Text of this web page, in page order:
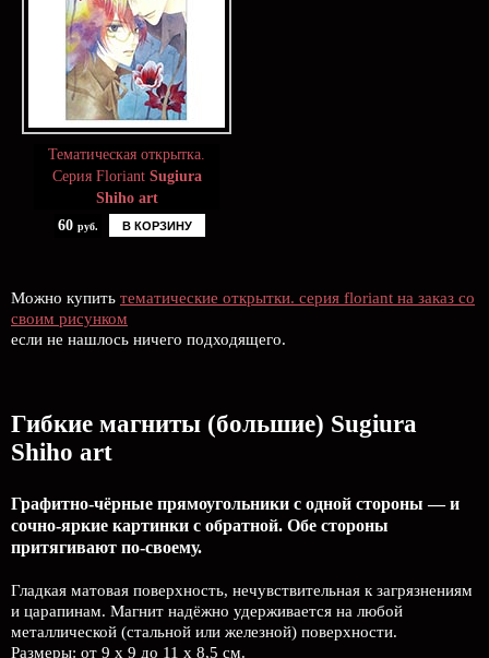
Тематическая открытка.
Серия Floriant Sugiura
Shiho art
60 руб. В КОРЗИНУ
Можно купить тематические открытки. серия floriant на заказ со
своим рисунком
если не нашлось ничего подходящего.
Гибкие магниты (большие) Sugiura
Shiho art
Графитно-чёрные прямоугольники с одной стороны — и
сочно-яркие картинки с обратной. Обе стороны
притягивают по-своему.
Гладкая матовая поверхность, нечувствительная к загрязнениям
и царапинам. Магнит надёжно удерживается на любой
металлической (стальной или железной) поверхности.
Размеры: от 9 х 9 до 11 х 8,5 см.